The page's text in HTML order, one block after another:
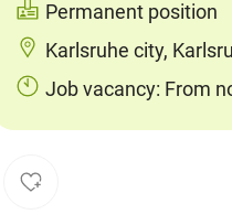
Permanent position
Karlsruhe city,
Job vacancy: From